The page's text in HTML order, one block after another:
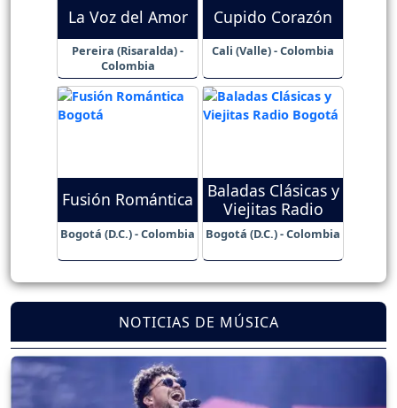
La Voz del Amor
Pereira (Risaralda) -
Colombia
Cupido Corazón
Cali (Valle) - Colombia
Fusión Romántica
Bogotá (D.C.) - Colombia
Baladas Clásicas y
Viejitas Radio
Bogotá (D.C.) - Colombia
NOTICIAS DE MÚSICA